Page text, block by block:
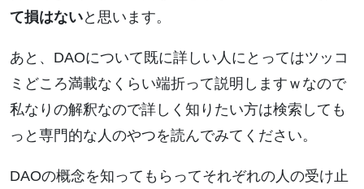
て損はないと思います。
あと、DAOについて既に詳しい人にとってはツッコ
ミどころ満載なくらい端折って説明しますｗなので
私なりの解釈なので詳しく知りたい方は検索しても
っと専門的な人のやつを読んでみてください。
DAOの概念を知ってもらってそれぞれの人の受け止